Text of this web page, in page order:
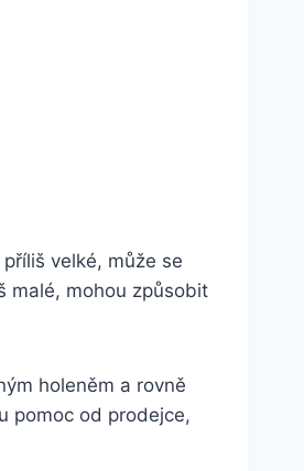
velké, může se
malé, mohou ⁤způsobit
holeněm⁤ a rovně
pomoc od prodejce,